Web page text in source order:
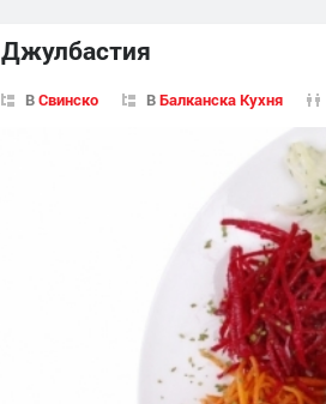
Джулбастия
ВСвинско ВБалканска Кухня